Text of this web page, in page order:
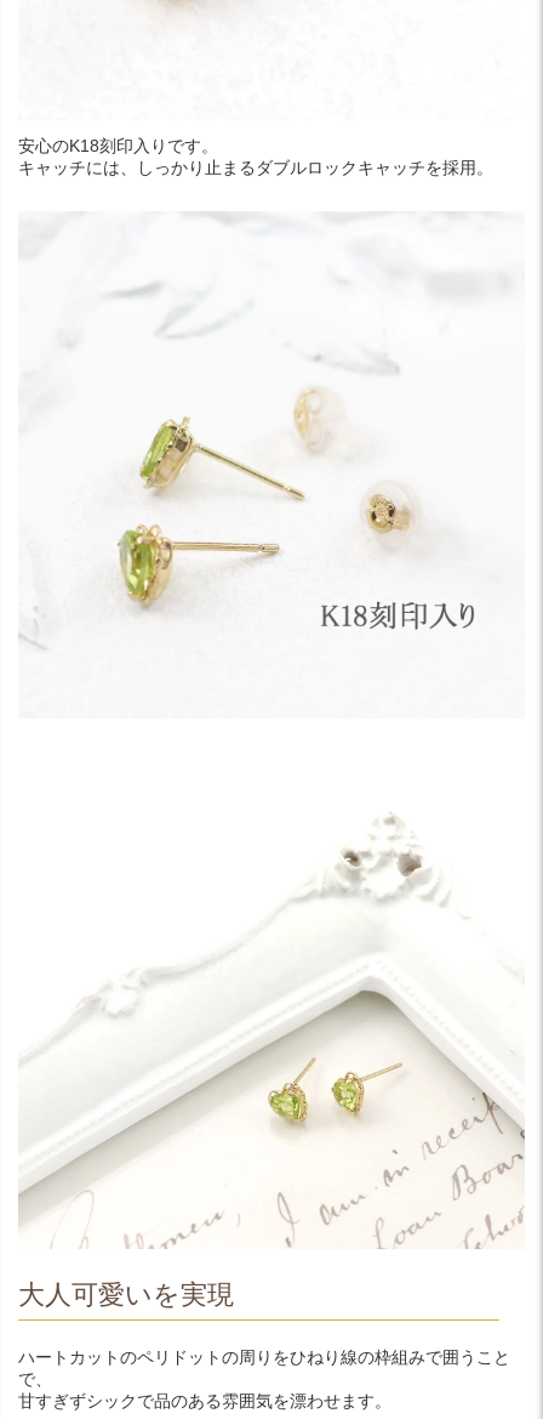
安心のK18刻印入りです。
キャッチには、しっかり止まるダブルロックキャッチを採用。
大人可愛いを実現
ハートカットのペリドットの周りをひねり線の枠組みで囲うこと
で、
甘すぎずシックで品のある雰囲気を漂わせます。